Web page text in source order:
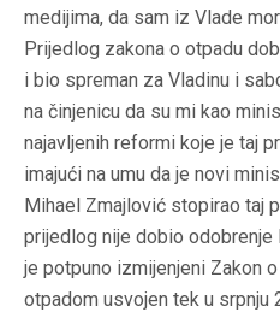
medijima, da sam iz Vlade
Prijedlog zakona o otpadu
i bio spreman za Vladinu i
na činjenicu da su mi kao
najavljenih reformi koje je taj
imajući na umu da je novi
Mihael Zmajlović stopirao taj
prijedlog nije dobio
je potpuno izmijenjeni Zakon
otpadom usvojen tek u srpnju